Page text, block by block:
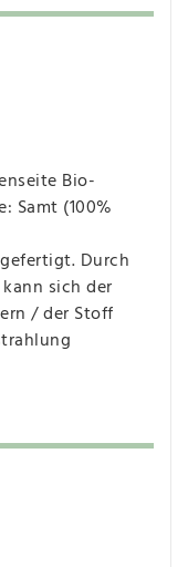
Bio-
Samt (100%
Durch
sich der
/ der Stoff